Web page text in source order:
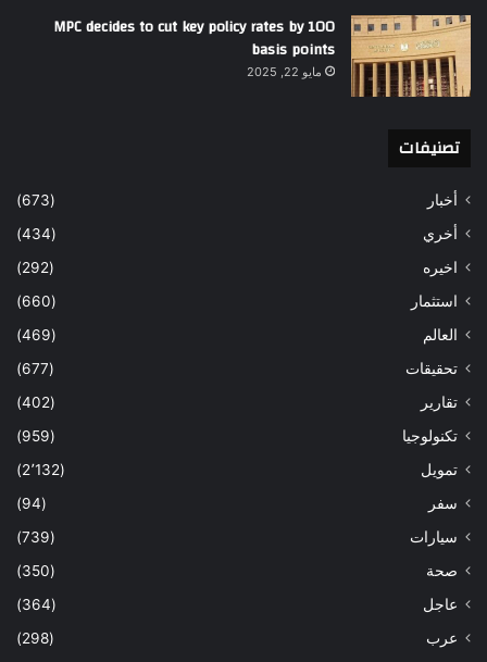
MPC decides to cut key policy rates by 100
basis points
مايو 22, 2025
تصنيفات
أخبار
(673)
أخري
(434)
اخيره
(292)
استثمار
(660)
العالم
(469)
تحقيقات
(677)
تقارير
(402)
تكنولوجيا
(959)
تمويل
(2٬132)
سفر
(94)
سيارات
(739)
صحة
(350)
عاجل
(364)
عرب
(298)